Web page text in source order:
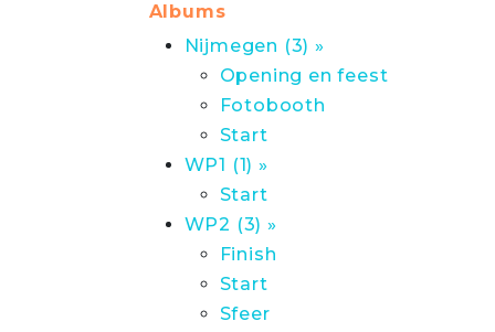
Albums
Nijmegen (3) »
Opening en feest
Fotobooth
Start
WP1 (1) »
Start
WP2 (3) »
Finish
Start
Sfeer